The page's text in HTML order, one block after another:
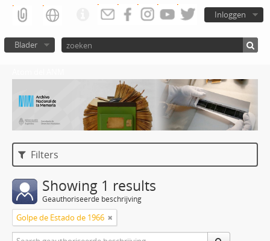
Inloggen
Blader
Filters
Showing 1 results
Geauthoriseerde beschrijving
Golpe de Estado de 1966